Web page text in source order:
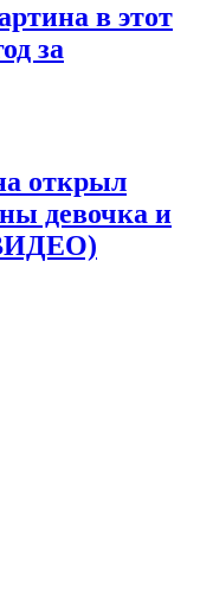
в этот
за
открыл
девочка и